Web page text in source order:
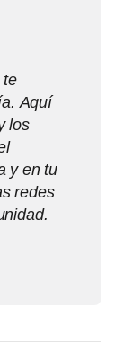
te
Aquí
los
y en tu
redes